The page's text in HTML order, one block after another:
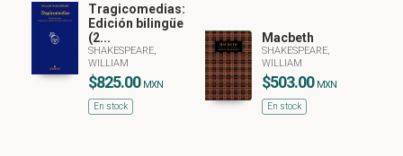
Tragicomedias:
Edición bilingüe
(2...
SHAKESPEARE,
WILLIAM
$825.00 MXN
En stock
Macbeth
SHAKESPEARE,
WILLIAM
$503.00 MXN
En stock